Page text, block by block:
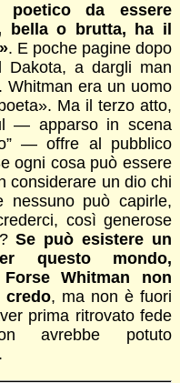
poetico da essere
bella o brutta, ha il
. E poche pagine dopo
a dargli man
Whitman era un uomo
Ma il terzo atto,
— apparso in scena
— offre al pubblico
ogni cosa può essere
considerare un dio chi
nessuno può capirle,
così generose
Se può esistere un
questo mondo,
Whitman non
credo, ma non è fuori
prima ritrovato fede
avrebbe potuto